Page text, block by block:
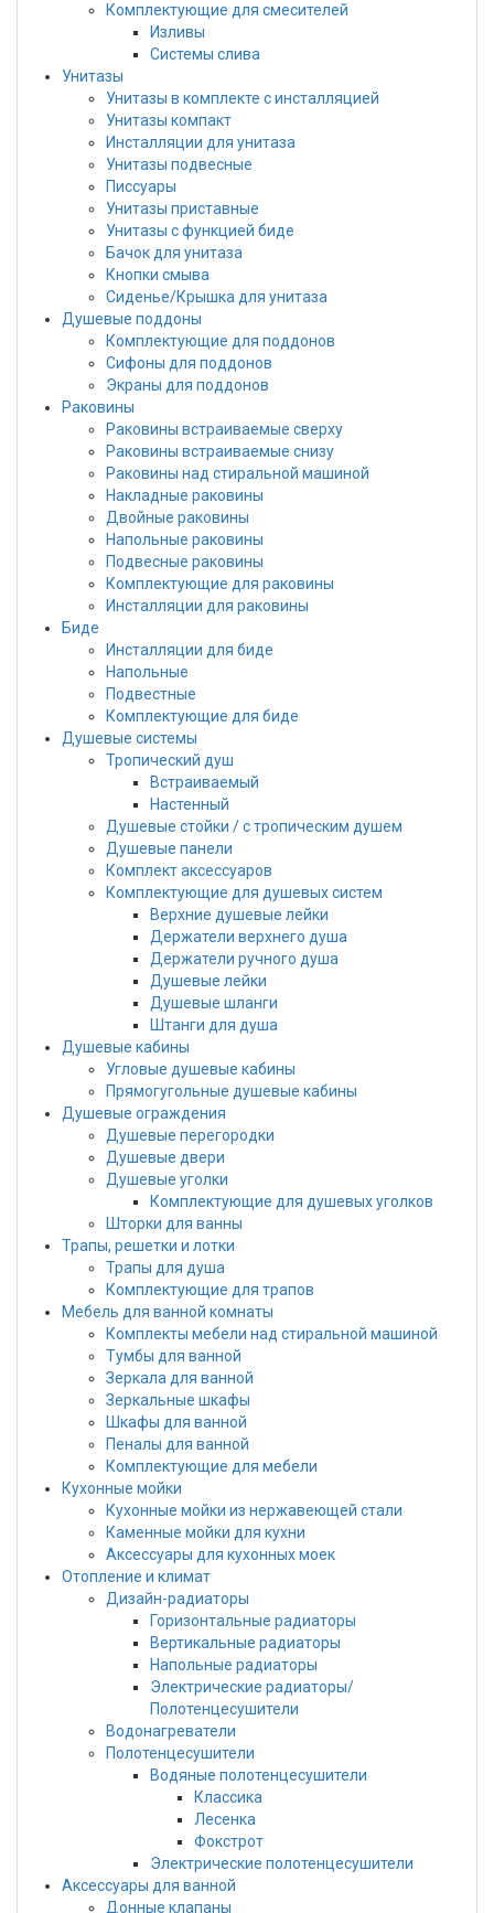
Комплектующие для смесителей
Изливы
Системы слива
Унитазы
Унитазы в комплекте с инсталляцией
Унитазы компакт
Инсталляции для унитаза
Унитазы подвесные
Писсуары
Унитазы приставные
Унитазы с функцией биде
Бачок для унитаза
Кнопки смыва
Сиденье/Крышка для унитаза
Душевые поддоны
Комплектующие для поддонов
Сифоны для поддонов
Экраны для поддонов
Раковины
Раковины встраиваемые сверху
Раковины встраиваемые снизу
Раковины над стиральной машиной
Накладные раковины
Двойные раковины
Напольные раковины
Подвесные раковины
Комплектующие для раковины
Инсталляции для раковины
Биде
Инсталляции для биде
Напольные
Подвестные
Комплектующие для биде
Душевые системы
Тропический душ
Встраиваемый
Настенный
Душевые стойки / с тропическим душем
Душевые панели
Комплект аксессуаров
Комплектующие для душевых систем
Верхние душевые лейки
Держатели верхнего душа
Держатели ручного душа
Душевые лейки
Душевые шланги
Штанги для душа
Душевые кабины
Угловые душевые кабины
Прямогугольные душевые кабины
Душевые ограждения
Душевые перегородки
Душевые двери
Душевые уголки
Комплектующие для душевых уголков
Шторки для ванны
Трапы, решетки и лотки
Трапы для душа
Комплектующие для трапов
Мебель для ванной комнаты
Комплекты мебели над стиральной машиной
Тумбы для ванной
Зеркала для ванной
Зеркальные шкафы
Шкафы для ванной
Пеналы для ванной
Комплектующие для мебели
Кухонные мойки
Кухонные мойки из нержавеющей стали
Каменные мойки для кухни
Аксессуары для кухонных моек
Отопление и климат
Дизайн-радиаторы
Горизонтальные радиаторы
Вертикальные радиаторы
Напольные радиаторы
Электрические радиаторы/
Полотенцесушители
Водонагреватели
Полотенцесушители
Водяные полотенцесушители
Классика
Лесенка
Фокстрот
Электрические полотенцесушители
Аксессуары для ванной
Донные клапаны